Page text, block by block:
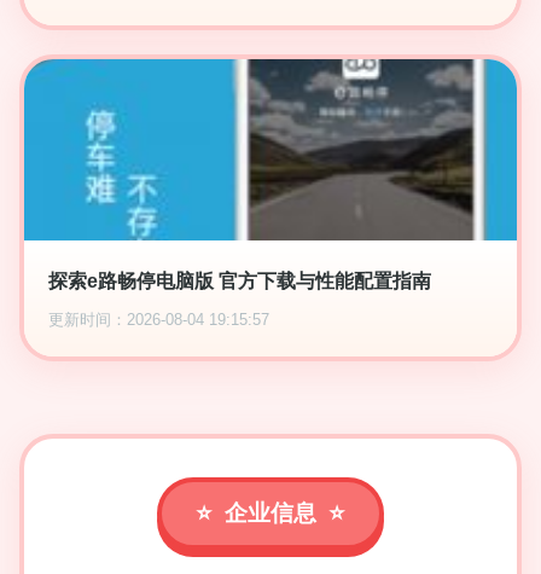
探索e路畅停电脑版 官方下载与性能配置指南
更新时间：2026-08-04 19:15:57
企业信息